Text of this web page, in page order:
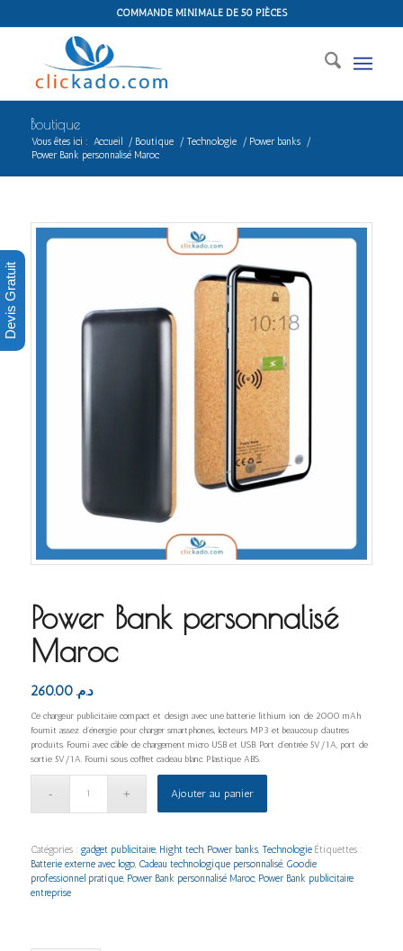
COMMANDE MINIMALE DE 50 PIÈCES
Boutique
Vous êtes ici : Accueil / Boutique / Technologie / Power banks
/
Power Bank personnalisé Maroc
Power Bank personnalisé
Maroc
د.م. 260.00
Ce chargeur publicitaire compact et design avec une batterie lithium ion de 2000 mAh
fournit assez d’énergie pour charger smartphones, lecteurs MP3 et beaucoup d’autres
produits. Fourni avec câble de chargement micro USB et USB. Port d’entrée 5V/1A, port de
sortie 5V/1A. Fourni sous coffret cadeau blanc. Plastique ABS.
Ajouter au panier
Catégories : gadget publicitaire, Hight tech, Power banks, Technologie Étiquettes :
Batterie externe avec logo, Cadeau technologique personnalisé, Goodie
professionnel pratique, Power Bank personnalisé Maroc, Power Bank publicitaire
entreprise
Devis Gratuit